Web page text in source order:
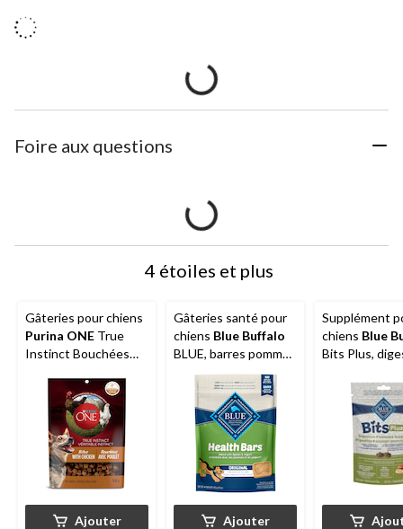
Foire aux questions
4 étoiles et plus
Gâteries pour chiens
Purina ONE True
Instinct Bouchées
Ajouter
Gâteries santé pour
chiens Blue Buffalo
BLUE, barres pommes
et yogourt, 453 g
Ajouter
Supplément
chiens Blue
Bits Plus,